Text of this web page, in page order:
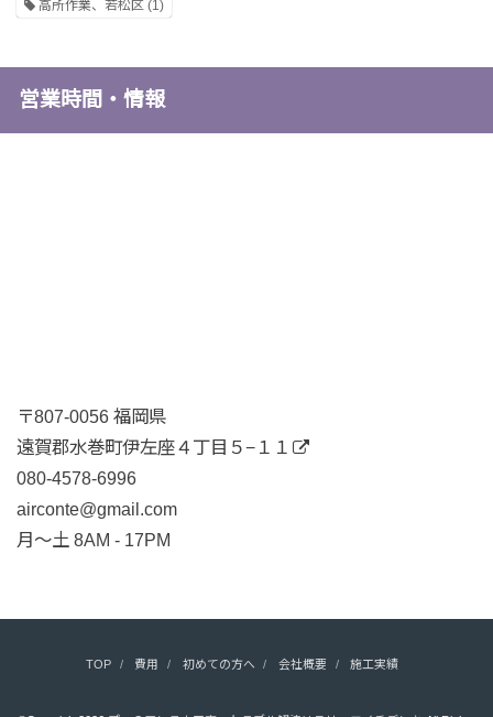
高所作業、若松区 (1)
営業時間・情報
〒807-0056 福岡県
遠賀郡水巻町伊左座４丁目５−１１
080-4578-6996
airconte@gmail.com
月〜土 8AM - 17PM
TOP 費用 初めての方へ 会社概要 施工実績